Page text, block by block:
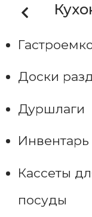
Доски
Дуршлаги
Кассеты
посуды